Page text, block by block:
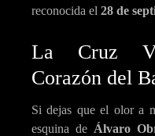
reconocida el 28 de
La Cruz
Corazón del
Si dejas que el olor a
esquina de Álvaro